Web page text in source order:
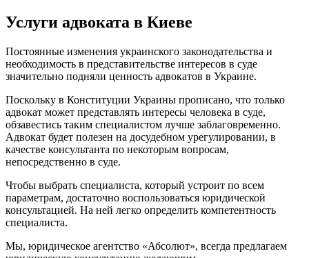
Услуги адвоката в Киеве
Постоянные изменения украинского законодательства и
необходимость в представительстве интересов в суде
значительно подняли ценность адвокатов в Украине.
Поскольку в Конституции Украины прописано, что только
адвокат может представлять интересы человека в суде,
обзавестись таким специалистом лучше заблаговременно.
Адвокат будет полезен на досудебном урегулировании, в
качестве консультанта по некоторым вопросам,
непосредственно в суде.
Чтобы выбрать специалиста, который устроит по всем
параметрам, достаточно воспользоваться юридической
консультацией. На ней легко определить компетентность
специалиста.
Мы, юридическое агентство «Абсолют», всегда предлагаем